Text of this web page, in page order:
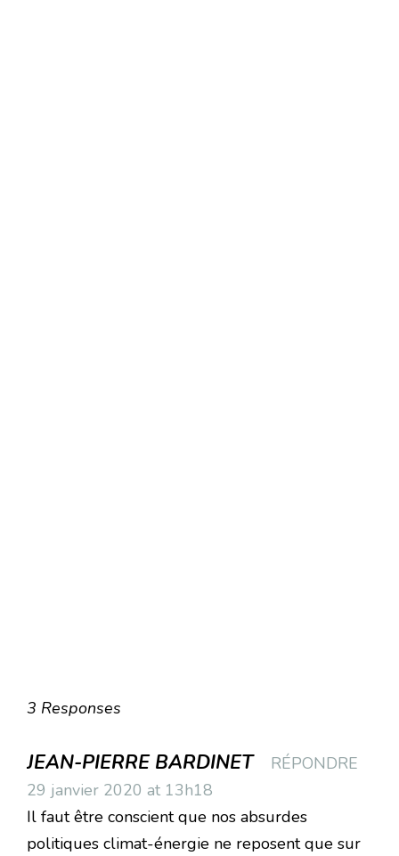
3 Responses
JEAN-PIERRE BARDINET
RÉPONDRE
29 janvier 2020 at 13h18
Il faut être conscient que nos absurdes
politiques climat-énergie ne reposent que sur